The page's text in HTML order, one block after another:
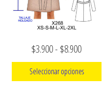
$3.900- $8.900Rango
de
precios:
Seleccionar opciones